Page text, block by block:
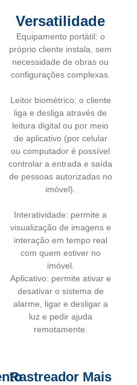
Versatilidade
Equipamento portátil: o
próprio cliente instala, sem
necessidade de obras ou
configurações complexas.
Leitor biométrico: o cliente
liga e desliga através de
leitura digital ou por meio
de aplicativo (por celular
ou computador é possível
controlar a entrada e saída
de pessoas autorizadas no
imóvel).
Interatividade: permite a
visualização de imagens e
interação em tempo real
com quem estiver no
imóvel.
Aplicativo: permite ativar e
desativar o sistema de
alarme, ligar e desligar a
luz e pedir ajuda
remotamente.
Rastreador Mais